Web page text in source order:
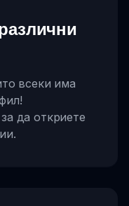
всеки има
да откриете